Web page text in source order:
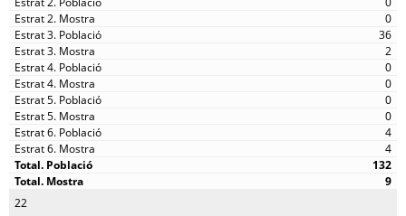
0
36
2
0
0
0
0
4
4
132
9
22